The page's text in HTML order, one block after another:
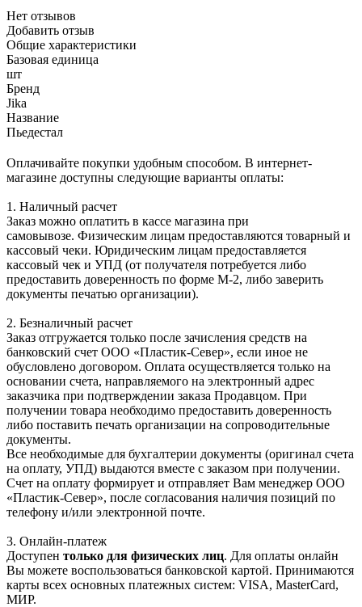
Нет отзывов
Добавить отзыв
Общие характеристики
Базовая единица
шт
Бренд
Jika
Название
Пьедестал
Оплачивайте покупки удобным способом. В интернет-
магазине доступны следующие варианты оплаты:
1. Наличный расчет
Заказ можно оплатить в кассе магазина при
самовывозе. Физическим лицам предоставляются товарный и
кассовый чеки. Юридическим лицам предоставляется
кассовый чек и УПД (от получателя потребуется либо
предоставить доверенность по форме М-2, либо заверить
документы печатью организации).
2. Безналичный расчет
Заказ отгружается только после зачисления средств на
банковский счет ООО «Пластик-Север», если иное не
обусловлено договором. Оплата осуществляется только на
основании счета, направляемого на электронный адрес
заказчика при подтверждении заказа Продавцом. При
получении товара необходимо предоставить доверенность
либо поставить печать организации на сопроводительные
документы.
Все необходимые для бухгалтерии документы (оригинал счета
на оплату, УПД) выдаются вместе с заказом при получении.
Счет на оплату формирует и отправляет Вам менеджер ООО
«Пластик-Север», после согласования наличия позиций по
телефону и/или электронной почте.
3. Онлайн-платеж
Доступен только для физических лиц. Для оплаты онлайн
Вы можете воспользоваться банковской картой. Принимаются
карты всех основных платежных систем: VISA, MasterCard,
МИР.